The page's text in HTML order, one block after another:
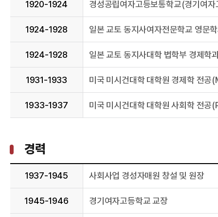
1920-1924 경성공립여자고등보통학교(경기여
1924-1928 일본 교토 동지사여자전문학교 영문
1924-1928 일본 교토 동지사대학 법학부 경제학
1931-1933 미국 미시건대학 대학원 경제학 전공
1933-1937 미국 미시건대학 대학원 사회학 전공
경력
1937-1945 사회사업 경성자매원 창설 및 원장
1945-1946 경기여자고등학교 교장